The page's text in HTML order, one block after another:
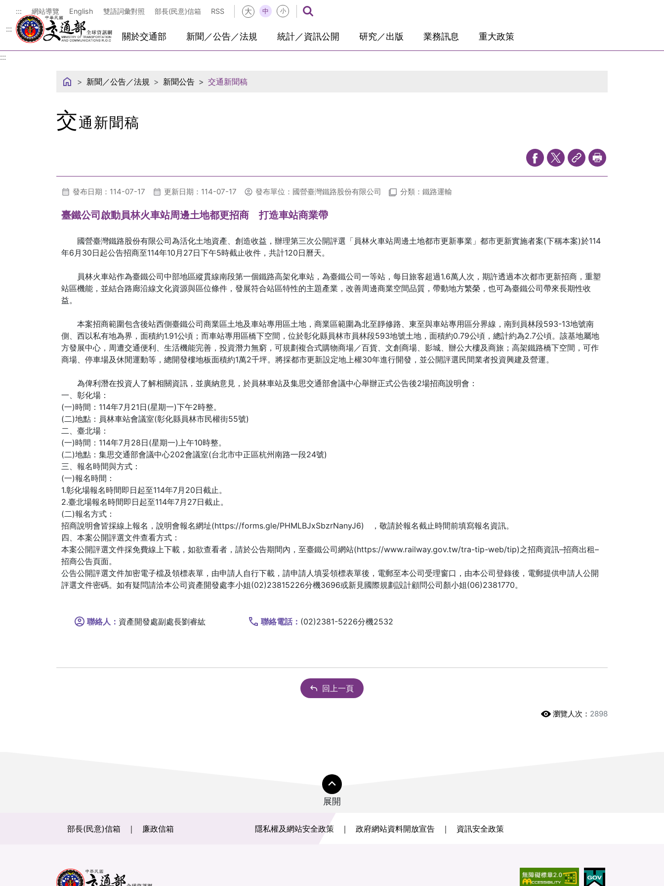
中華民國交通部
::: 網站導覽 English 雙語詞彙對照 部長(民意)信箱 RSS 大 中 小
:::
關於交通部 新聞／公告／法規 統計／資訊公開 研究／出版 業務訊息 重大政策
:::
新聞／公告／法規 新聞公告 交通新聞稿
交通新聞稿
發布日期：114-07-17 更新日期：114-07-17 發布單位：國營臺灣鐵路股份有限公司 分類：鐵路運輸
臺鐵公司啟動員林火車站周邊土地都更招商 打造車站商業帶
國營臺灣鐵路股份有限公司為活化土地資產、創造收益，辦理第三次公開評選「員林火車站周邊土地都市更新事業」都市更新實施者案(下稱本案)於114
年6月30日起公告招商至114年10月27日下午5時截止收件，共計120日曆天。
員林火車站作為臺鐵公司中部地區縱貫線南段第一個鐵路高架化車站，為臺鐵公司一等站，每日旅客超過1.6萬人次，期許透過本次都市更新招商，重塑
站區機能，並結合路廊沿線文化資源與區位條件，發展符合站區特性的主題產業，改善周邊商業空間品質，帶動地方繁榮，也可為臺鐵公司帶來長期性收
益。
本案招商範圍包含後站西側臺鐵公司商業區土地及車站專用區土地，商業區範圍為北至靜修路、東至與車站專用區分界線，南到員林段593-13地號南
側、西以私有地為界，面積約1.91公頃；而車站專用區橋下空間，位於彰化縣員林市員林段593地號土地，面積約0.79公頃，總計約為2.7公頃。該基地屬地
方發展中心，周遭交通便利、生活機能完善，投資潛力無窮，可規劃複合式購物商場／百貨、文創商場、影城、辦公大樓及商旅；高架鐵路橋下空間，可作
商場、停車場及休閒運動等，總開發樓地板面積約1萬2千坪。將採都市更新設定地上權30年進行開發，並公開評選民間業者投資興建及營運。
為俾利潛在投資人了解相關資訊，並廣納意見，於員林車站及集思交通部會議中心舉辦正式公告後2場招商說明會：
一、彰化場：
(一)時間：114年7月21日(星期一)下午2時整。
(二)地點：員林車站會議室(彰化縣員林市民權街55號)
二、臺北場：
(一)時間：114年7月28日(星期一)上午10時整。
(二)地點：集思交通部會議中心202會議室(台北市中正區杭州南路一段24號)
三、報名時間與方式：
(一)報名時間：
1.彰化場報名時間即日起至114年7月20日截止。
2.臺北場報名時間即日起至114年7月27日截止。
(二)報名方式：
招商說明會皆採線上報名，說明會報名網址(https://forms.gle/PHMLBJxSbzrNanyJ6) ，敬請於報名截止時間前填寫報名資訊。
四、本案公開評選文件查看方式：
本案公開評選文件採免費線上下載，如欲查看者，請於公告期間內，至臺鐵公司網站(https://www.railway.gov.tw/tra-tip-web/tip)之招商資訊–招商出租–
招商公告頁面。
公告公開評選文件加密電子檔及領標表單，由申請人自行下載，請申請人填妥領標表單後，電郵至本公司受理窗口，由本公司登錄後，電郵提供申請人公開
評選文件密碼。如有疑問請洽本公司資產開發處李小姐(02)23815226分機3696或新見國際規劃設計顧問公司顏小姐(06)2381770。
聯絡人： 資產開發處副處長劉睿紘 聯絡電話： (02)2381-5226分機2532
回上一頁
瀏覽人次： 2898
展開
部長(民意)信箱 廉政信箱 隱私權及網站安全政策 政府網站資料開放宣告 資訊安全政策